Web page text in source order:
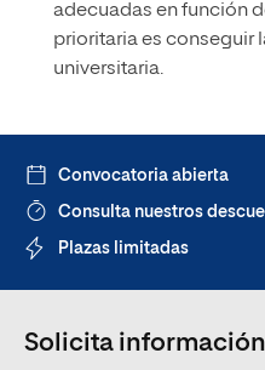
adecuadas en función
prioritaria es conseguir
universitaria.
Convocatoria abierta
Consulta nuestros
Plazas limitadas
Solicita información